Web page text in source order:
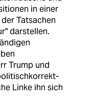
in einer
Tatsachen
darstellen.
Trump und
Linke ihn sich